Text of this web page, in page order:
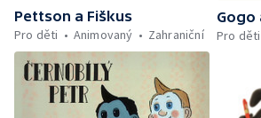
Pettson a Fiškus
Pro děti
Animovaný Zahraniční
Gogo
Pro děti